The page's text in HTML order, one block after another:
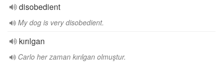
disobedient
My dog is very disobedient.
kırılgan
Carlo her zaman kırılgan olmuştur.